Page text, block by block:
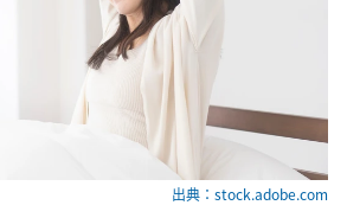
出典：stock.adobe.com